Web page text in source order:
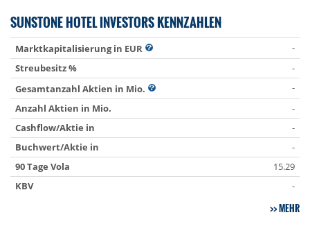
SUNSTONE HOTEL INVESTORS KENNZAHLEN
Marktkapitalisierung in EUR
-
Streubesitz %
-
Gesamtanzahl Aktien in Mio.
-
Anzahl Aktien in Mio.
-
Cashflow/Aktie in
-
Buchwert/Aktie in
-
90 Tage Vola
15.29
KBV
-
MEHR